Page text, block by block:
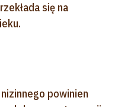
się na
powinien